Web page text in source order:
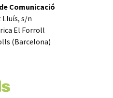
Comunicació
Lluís, s/n
El Forroll
(Barcelona)